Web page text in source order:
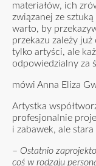
materiałów, ich
związanej ze
warto, by
przekazu zależy
tylko artyści, ale
odpowiedzialny za
mówi Anna Eliza
Artystka
profesjonalnie
i zabawek, ale
– Ostatnio
coś w rodzaju